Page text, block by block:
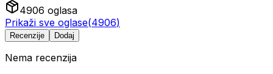
4906 oglasa
Prikaži sve oglase(4906)
Recenzije Dodaj
Nema recenzija